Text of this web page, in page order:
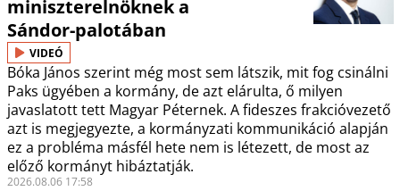
miniszterelnöknek a
Sándor-palotában
VIDEÓ
Bóka János szerint még most sem látszik, mit fog csinálni
Paks ügyében a kormány, de azt elárulta, ő milyen
javaslatott tett Magyar Péternek. A fideszes frakcióvezető
azt is megjegyezte, a kormányzati kommunikáció alapján
ez a probléma másfél hete nem is létezett, de most az
előző kormányt hibáztatják.
2026.08.06 17:58